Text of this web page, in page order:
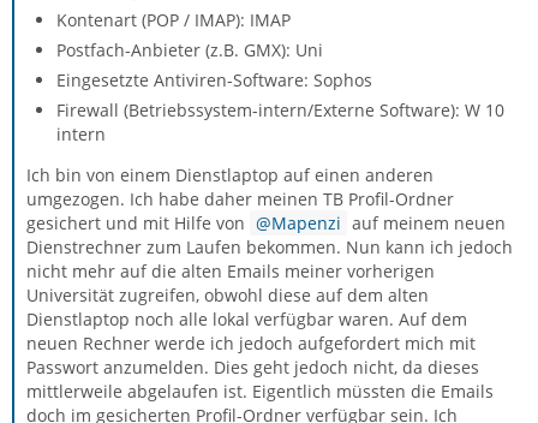
Kontenart (POP / IMAP): IMAP
Postfach-Anbieter (z.B. GMX): Uni
Eingesetzte Antiviren-Software: Sophos
Firewall (Betriebssystem-intern/Externe Software): W 10
intern
Ich bin von einem Dienstlaptop auf einen anderen
umgezogen. Ich habe daher meinen TB Profil-Ordner
gesichert und mit Hilfe von
Mapenzi auf meinem neuen
Dienstrechner zum Laufen bekommen. Nun kann ich jedoch
nicht mehr auf die alten Emails meiner vorherigen
Universität zugreifen, obwohl diese auf dem alten
Dienstlaptop noch alle lokal verfügbar waren. Auf dem
neuen Rechner werde ich jedoch aufgefordert mich mit
Passwort anzumelden. Dies geht jedoch nicht, da dieses
mittlerweile abgelaufen ist. Eigentlich müssten die Emails
doch im gesicherten Profil-Ordner verfügbar sein. Ich